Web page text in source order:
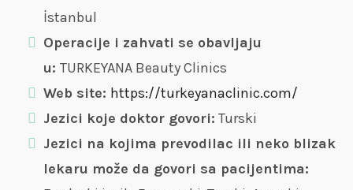
İstanbul
Operacije i zahvati se obavljaju
u: TURKEYANA Beauty Clinics
Web site: https://turkeyanaclinic.com/
Jezici koje doktor govori: Turski
Jezici na kojima prevodilac ili neko blizak
lekaru može da govori sa pacijentima: